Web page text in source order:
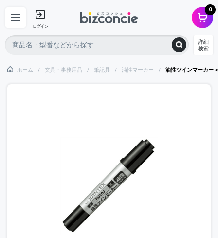
ログイン
0
詳細
検索
ホーム 文具・事務用品 筆記具 油性マーカー 油性ツインマーカ